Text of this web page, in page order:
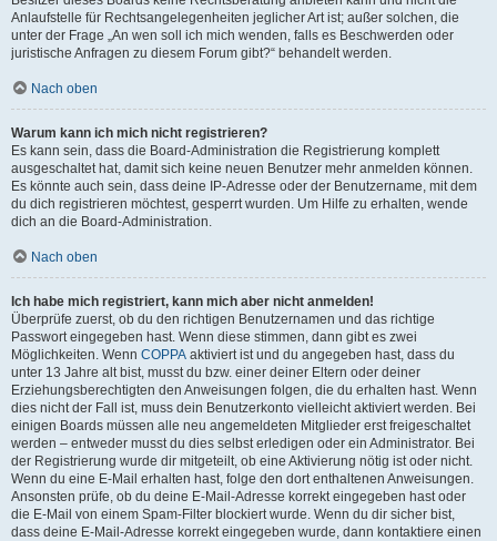
Anlaufstelle für Rechtsangelegenheiten jeglicher Art ist; außer solchen, die
unter der Frage „An wen soll ich mich wenden, falls es Beschwerden oder
juristische Anfragen zu diesem Forum gibt?“ behandelt werden.
Nach oben
Warum kann ich mich nicht registrieren?
Es kann sein, dass die Board-Administration die Registrierung komplett
ausgeschaltet hat, damit sich keine neuen Benutzer mehr anmelden können.
Es könnte auch sein, dass deine IP-Adresse oder der Benutzername, mit dem
du dich registrieren möchtest, gesperrt wurden. Um Hilfe zu erhalten, wende
dich an die Board-Administration.
Nach oben
Ich habe mich registriert, kann mich aber nicht anmelden!
Überprüfe zuerst, ob du den richtigen Benutzernamen und das richtige
Passwort eingegeben hast. Wenn diese stimmen, dann gibt es zwei
Möglichkeiten. Wenn COPPA aktiviert ist und du angegeben hast, dass du
unter 13 Jahre alt bist, musst du bzw. einer deiner Eltern oder deiner
Erziehungsberechtigten den Anweisungen folgen, die du erhalten hast. Wenn
dies nicht der Fall ist, muss dein Benutzerkonto vielleicht aktiviert werden. Bei
einigen Boards müssen alle neu angemeldeten Mitglieder erst freigeschaltet
werden – entweder musst du dies selbst erledigen oder ein Administrator. Bei
der Registrierung wurde dir mitgeteilt, ob eine Aktivierung nötig ist oder nicht.
Wenn du eine E-Mail erhalten hast, folge den dort enthaltenen Anweisungen.
Ansonsten prüfe, ob du deine E-Mail-Adresse korrekt eingegeben hast oder
die E-Mail von einem Spam-Filter blockiert wurde. Wenn du dir sicher bist,
dass deine E-Mail-Adresse korrekt eingegeben wurde, dann kontaktiere einen